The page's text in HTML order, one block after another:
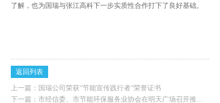
了解，也为国瑞与张江高科下一步实质性合作打下了良好基础。
返回列表
上一篇： 国瑞公司荣获“节能宣传践行者”荣誉证书
下一篇： 市经信委、市节能环保服务业协会在明天广场召开推进合同能源管理专题会